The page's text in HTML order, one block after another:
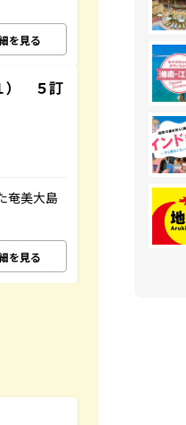
を見る
） ５訂
奄美大島
を見る